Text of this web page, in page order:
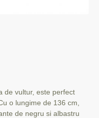
de vultur, este perfect
o lungime de 136 cm,
de negru si albastru